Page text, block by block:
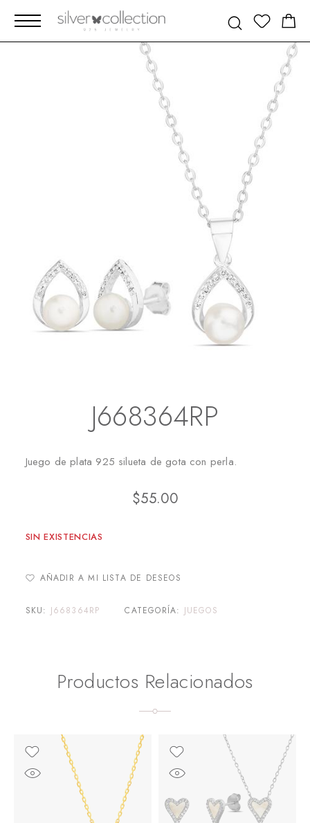
J668364RP
Juego de plata 925 silueta de gota con perla.
$55.00
SIN EXISTENCIAS
AÑADIR A MI LISTA DE DESEOS
SKU: J668364RP CATEGORÍA: JUEGOS
Productos Relacionados